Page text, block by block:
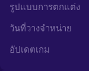
รูปแบบการตกแต่ง
วันที่วางจำหน่าย
อัปเดตเกม